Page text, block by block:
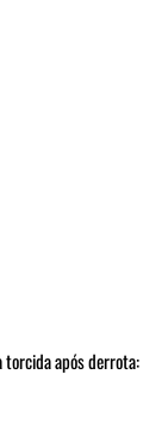
torcida após derrota: